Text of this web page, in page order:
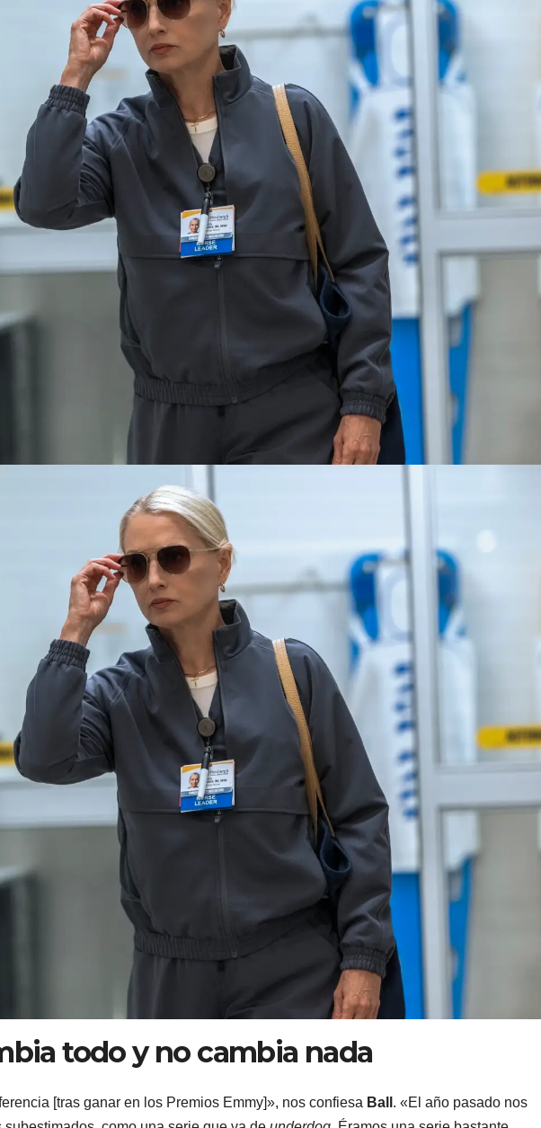
todo y no cambia nada
[tras ganar en los Premios Emmy]», nos confiesa Ball . «El año pasado nos